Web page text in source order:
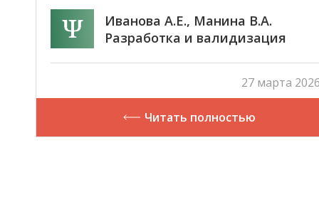
Иванова А.Е., Манина В.А.
Разработка и валидизация
27 марта
Читать полностью